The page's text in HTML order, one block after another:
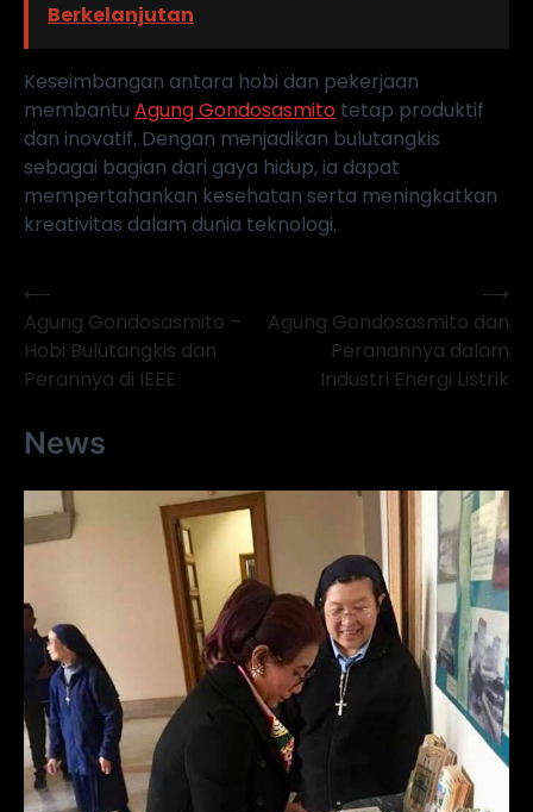
Berkelanjutan
Keseimbangan antara hobi dan pekerjaan
membantu Agung Gondosasmito tetap produktif
dan inovatif. Dengan menjadikan bulutangkis
sebagai bagian dari gaya hidup, ia dapat
mempertahankan kesehatan serta meningkatkan
kreativitas dalam dunia teknologi.
Navigasi
pos
⟵
Agung Gondosasmito –
Hobi Bulutangkis dan
Perannya di IEEE
Agung Gondosasmito dan
Peranannya dalam
Industri Energi Listrik
⟶
News